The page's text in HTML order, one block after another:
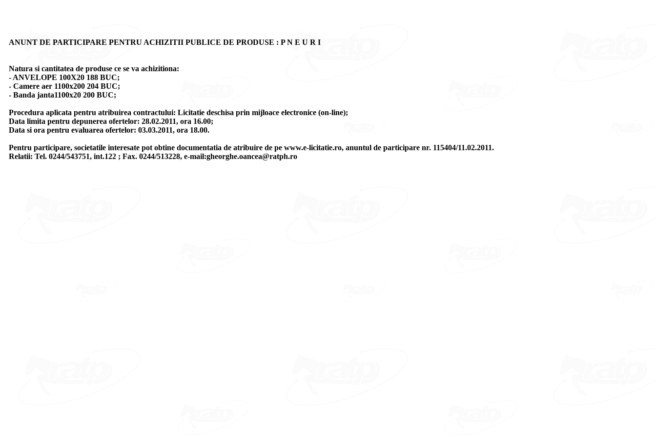
ANUNT DE PARTICIPARE PENTRU ACHIZITII PUBLICE DE PRODUSE : P N E U R I
Natura si cantitatea de produse ce se va achizitiona:
- ANVELOPE 100X20 188 BUC;
- Camere aer 1100x200 204 BUC;
- Banda janta1100x20 200 BUC;
Procedura aplicata pentru atribuirea contractului: Licitatie deschisa prin mijloace electronice (on-line);
Data limita pentru depunerea ofertelor: 28.02.2011, ora 16.00;
Data si ora pentru evaluarea ofertelor: 03.03.2011, ora 18.00.
Pentru participare, societatile interesate pot obtine documentatia de atribuire de pe www.e-licitatie.ro, anuntul de participare nr. 115404/11.02.2011.
Relatii: Tel. 0244/543751, int.122 ; Fax. 0244/513228, e-mail:gheorghe.oancea@ratph.ro